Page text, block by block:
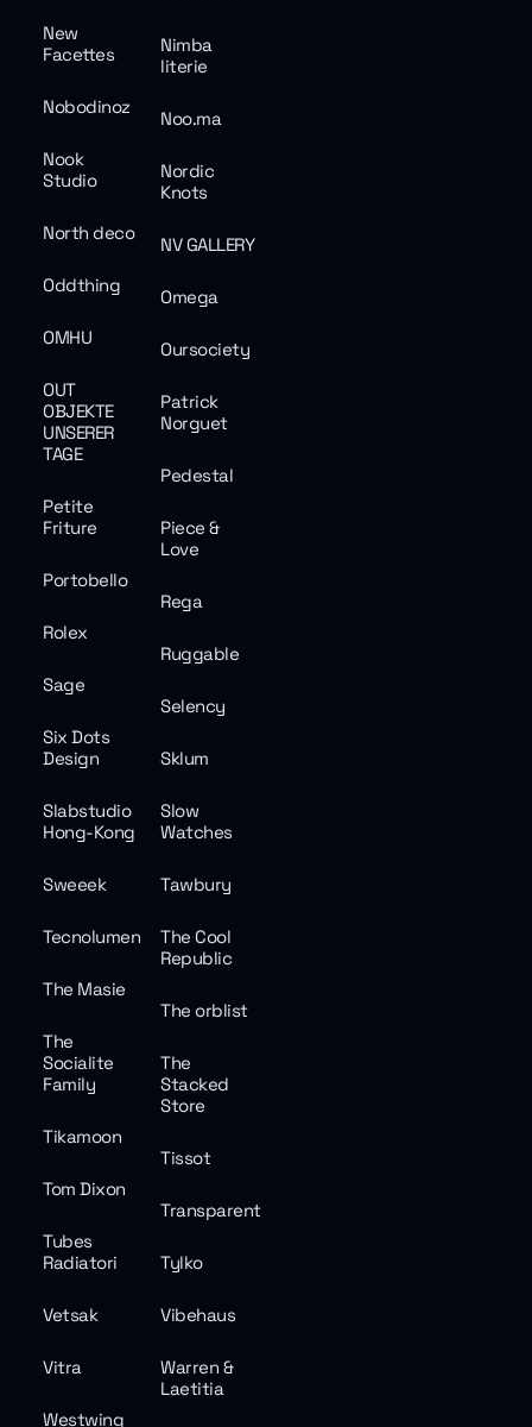
New
Facettes
Nimba
literie
Nobodinoz
Noo.ma
Nook
Studio
Nordic
Knots
North deco
NV GALLERY
Oddthing
Omega
OMHU
Oursociety
OUT
OBJEKTE
UNSERER
TAGE
Patrick
Norguet
Pedestal
Petite
Friture
Piece &
Love
Portobello
Rega
Rolex
Ruggable
Sage
Selency
Six Dots
Design
Sklum
Slabstudio
Hong-Kong
Slow
Watches
Sweeek Tawbury
Tecnolumen
The Cool
Republic
The Masie
The orblist
The
Socialite
Family
The
Stacked
Store
Tikamoon
Tissot
Tom Dixon
Transparent
Tubes
Radiatori
Tylko
Vetsak Vibehaus
Vitra
Warren &
Laetitia
Westwing